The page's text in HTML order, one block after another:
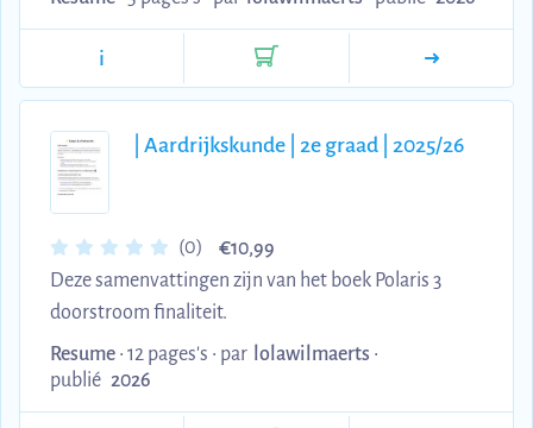
i
| Aardrijkskunde | 2e graad | 2025/26
(0) €10,99
Deze samenvattingen zijn van het boek Polaris 3
doorstroom finaliteit.
Resume • 12 pages's • par lolawilmaerts •
publié 2026